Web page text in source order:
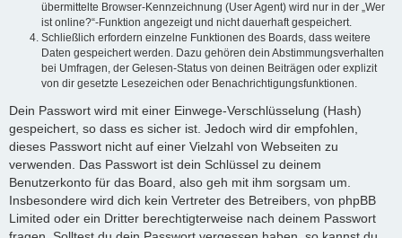
übermittelte Browser-Kennzeichnung (User Agent) wird nur in der „Wer
ist online?“-Funktion angezeigt und nicht dauerhaft gespeichert.
Schließlich erfordern einzelne Funktionen des Boards, dass weitere
Daten gespeichert werden. Dazu gehören dein Abstimmungsverhalten
bei Umfragen, der Gelesen-Status von deinen Beiträgen oder explizit
von dir gesetzte Lesezeichen oder Benachrichtigungsfunktionen.
Dein Passwort wird mit einer Einwege-Verschlüsselung (Hash)
gespeichert, so dass es sicher ist. Jedoch wird dir empfohlen,
dieses Passwort nicht auf einer Vielzahl von Webseiten zu
verwenden. Das Passwort ist dein Schlüssel zu deinem
Benutzerkonto für das Board, also geh mit ihm sorgsam um.
Insbesondere wird dich kein Vertreter des Betreibers, von phpBB
Limited oder ein Dritter berechtigterweise nach deinem Passwort